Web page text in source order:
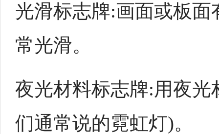
光滑标志牌:画面或板面
常光滑。
夜光材料标志牌:用夜光
们通常说的霓虹灯)。